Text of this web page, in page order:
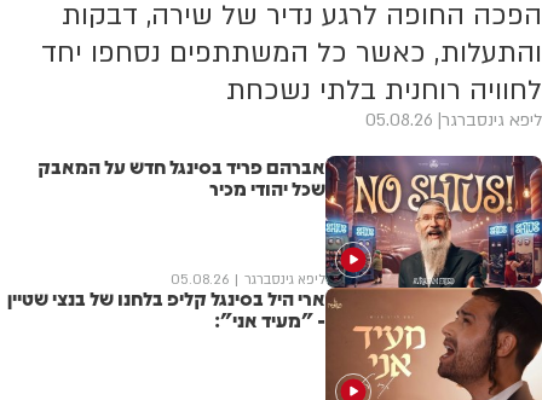
הפכה החופה לרגע נדיר של שירה, דבקות
והתעלות, כאשר כל המשתתפים נסחפו יחד
לחוויה רוחנית בלתי נשכחת
ליפא גינסברגר 05.08.26
אברהם פריד בסינגל חדש על המאבק
שכל יהודי מכיר
ליפא גינסברגר 05.08.26
ארי היל בסינגל קליפ בלחנו של בנצי שטיין
- "מעיד אני":